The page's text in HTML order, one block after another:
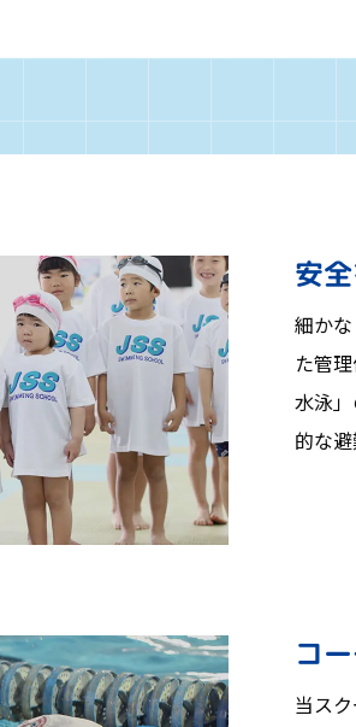
安
細か
た管
水泳
的な
コ
当ス